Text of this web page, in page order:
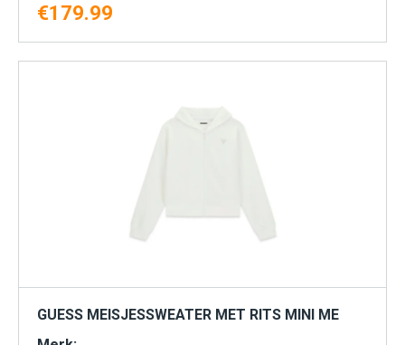
€179.99
GUESS MEISJESSWEATER MET RITS MINI ME